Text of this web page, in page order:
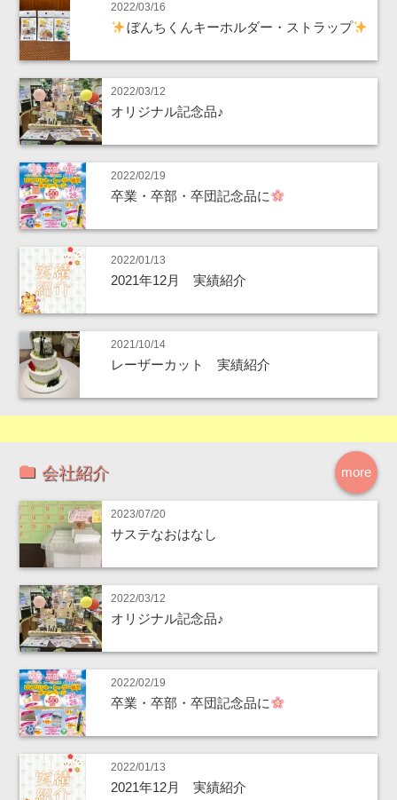
2022/03/16
ぼんちくんキーホルダー・ストラップ
2022/03/12
オリジナル記念品♪
2022/02/19
卒業・卒部・卒団記念品に
2022/01/13
2021年12月 実績紹介
2021/10/14
レーザーカット 実績紹介
more
会社紹介
2023/07/20
サステなおはなし
2022/03/12
オリジナル記念品♪
2022/02/19
卒業・卒部・卒団記念品に
2022/01/13
2021年12月 実績紹介